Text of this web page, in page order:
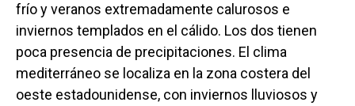
frío y veranos extremadamente calurosos e
inviernos templados en el cálido. Los dos tienen
poca presencia de precipitaciones. El clima
mediterráneo se localiza en la zona costera del
oeste estadounidense, con inviernos lluviosos y